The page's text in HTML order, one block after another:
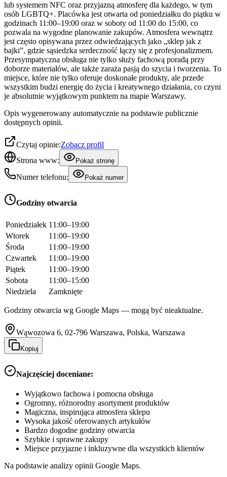
lub systemem NFC oraz przyjazną atmosferę dla każdego, w tym
osób LGBTQ+. Placówka jest otwarta od poniedziałku do piątku w
godzinach 11:00–19:00 oraz w soboty od 11:00 do 15:00, co
pozwala na wygodne planowanie zakupów. Atmosfera wewnątrz
jest często opisywana przez odwiedzających jako „sklep jak z
bajki”, gdzie sąsiedzka serdeczność łączy się z profesjonalizmem.
Przesympatyczna obsługa nie tylko służy fachową poradą przy
doborze materiałów, ale także zaraża pasją do szycia i tworzenia. To
miejsce, które nie tylko oferuje doskonałe produkty, ale przede
wszystkim budzi energię do życia i kreatywnego działania, co czyni
je absolutnie wyjątkowym punktem na mapie Warszawy.
Opis wygenerowany automatycznie na podstawie publicznie
dostępnych opinii.
Czytaj opinie:Zobacz profil
Strona www:
Pokaż stronę
Numer telefonu: Pokaż numer
Godziny otwarcia
Poniedziałek 11:00–19:00
Wtorek
11:00–19:00
Środa
11:00–19:00
Czwartek
11:00–19:00
Piątek
11:00–19:00
Sobota
11:00–15:00
Niedziela
Zamknięte
Godziny otwarcia wg Google Maps — mogą być nieaktualne.
Wąwozowa 6, 02-796 Warszawa, Polska, Warszawa
Kopiuj
Najczęściej doceniane:
Wyjątkowo fachowa i pomocna obsługa
Ogromny, różnorodny asortyment produktów
Magiczna, inspirująca atmosfera sklepu
Wysoka jakość oferowanych artykułów
Bardzo dogodne godziny otwarcia
Szybkie i sprawne zakupy
Miejsce przyjazne i inkluzywne dla wszystkich klientów
Na podstawie analizy opinii Google Maps.